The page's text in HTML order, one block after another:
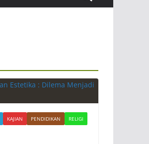
KAJIAN PENDIDIKAN
RELIGI